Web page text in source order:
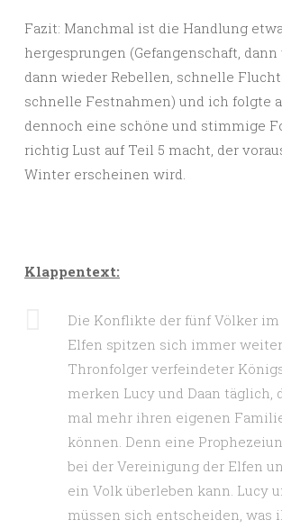
Fazit: Manchmal ist die Handlung
hergesprungen (Gefangenschaft,
dann wieder Rebellen, schnelle
schnelle Festnahmen) und ich folgte
dennoch eine schöne und stimmige
richtig Lust auf Teil 5 macht, der
Winter erscheinen wird.
Klappentext:
Die Konflikte der fünf Völker im
Elfen spitzen sich immer
Thronfolger verfeindeter
merken Lucy und Daan täglich,
mal mehr ihren eigenen
können. Denn eine
bei der Vereinigung der Elfen
ein Volk überleben kann. Lucy
müssen sich entscheiden, was